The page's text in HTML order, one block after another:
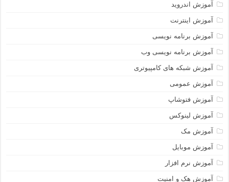
آموزش اندروید
آموزش اینترنت
آموزش برنامه نویسی
آموزش برنامه نویسی وب
آموزش شبکه های کامپیوتری
آموزش عمومی
آموزش فتوشاپ
آموزش لینوکس
آموزش مک
آموزش موبایل
آموزش نرم افزار
آموزش هک و امنیت